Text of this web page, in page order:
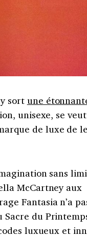
sort une
unisexe, se veut
de luxe de
sans
McCartney aux
Fantasia n’a
Sacre du
luxueux et